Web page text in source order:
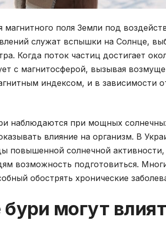
поля Земли под
служат вспышки на Солнце,
Когда поток частиц достигает
с магнитосферой, вызывая
индексом, и в зависимости
наблюдаются при мощных
влияние на организм. В
повышенной солнечной активности,
возможность подготовиться.
обострять хронические
могут